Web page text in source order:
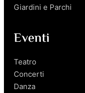
Giardini e Parchi
Eventi
Teatro
Concerti
Danza